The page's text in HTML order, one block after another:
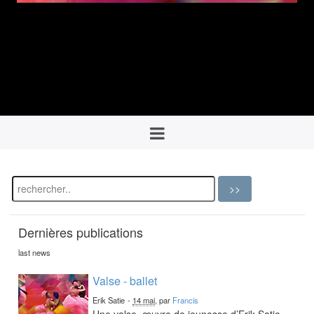
Dernières publications
last news
Valse - ballet
Erik Satie - 14 mai, par Francis